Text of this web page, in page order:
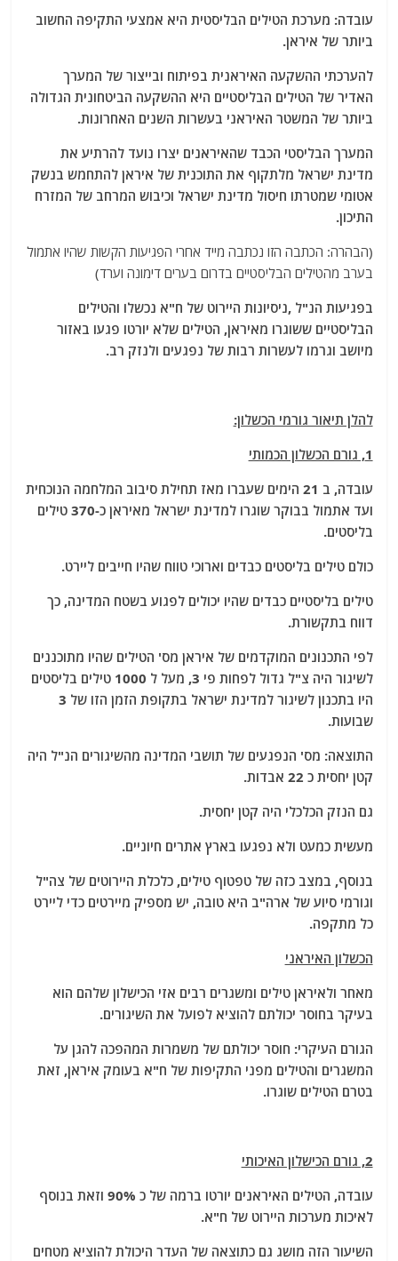
A
p
p
ra
m
b
o
o
k
עובדה: מערכת הטילים הבליסטית היא אמצעי התקיפה החשוב
ביותר של איראן.
להערכתי ההשקעה האיראנית בפיתוח ובייצור של המערך
האדיר של הטילים הבליסטיים היא ההשקעה הביטחונית הגדולה
ביותר של המשטר האיראני בעשרות השנים האחרונות.
המערך הבליסטי הכבד שהאיראנים יצרו נועד להרתיע את
מדינת ישראל מלתקוף את התוכנית של איראן להתחמש בנשק
אטומי שמטרתו חיסול מדינת ישראל וכיבוש המרחב של המזרח
התיכון.
(הבהרה: הכתבה הזו נכתבה מייד אחרי הפגיעות הקשות שהיו אתמול
בערב מהטילים הבליסטיים בדרום בערים דימונה וערד)
בפגיעות הנ"ל ,ניסיונות היירוט של ח"א נכשלו והטילים
הבליסטיים ששוגרו מאיראן, הטילים שלא יורטו פגעו באזור
מיושב וגרמו לעשרות רבות של נפגעים ולנזק רב.
להלן תיאור גורמי הכשלון:
1, גורם הכשלון הכמותי
עובדה, ב 21 הימים שעברו מאז תחילת סיבוב המלחמה הנוכחית
ועד אתמול בבוקר שוגרו למדינת ישראל מאיראן כ-370 טילים
בליסטים.
כולם טילים בליסטים כבדים וארוכי טווח שהיו חייבים ליירט.
טילים בליסטיים כבדים שהיו יכולים לפגוע בשטח המדינה, כך
דווח בתקשורת.
לפי התכנונים המוקדמים של איראן מס' הטילים שהיו מתוכננים
לשיגור היה צ"ל גדול לפחות פי 3, מעל ל 1000 טילים בליסטים
היו בתכנון לשיגור למדינת ישראל בתקופת הזמן הזו של 3
שבועות.
התוצאה: מס' הנפגעים של תושבי המדינה מהשיגורים הנ"ל היה
קטן יחסית כ 22 אבדות.
גם הנזק הכלכלי היה קטן יחסית.
מעשית כמעט ולא נפגעו בארץ אתרים חיוניים.
בנוסף, במצב כזה של טפטוף טילים, כלכלת היירוטים של צה"ל
וגורמי סיוע של ארה"ב היא טובה, יש מספיק מיירטים כדי ליירט
כל מתקפה.
הכשלון האיראני
מאחר ולאיראן טילים ומשגרים רבים אזי הכישלון שלהם הוא
בעיקר בחוסר יכולתם להוציא לפועל את השיגורים.
הגורם העיקרי: חוסר יכולתם של משמרות המהפכה להגן על
המשגרים והטילים מפני התקיפות של ח"א בעומק איראן, זאת
בטרם הטילים שוגרו.
2, גורם הכישלון האיכותי
עובדה, הטילים האיראנים יורטו ברמה של כ 90% וזאת בנוסף
לאיכות מערכות היירוט של ח"א.
השיעור הזה מושג גם כתוצאה של העדר היכולת להוציא מטחים